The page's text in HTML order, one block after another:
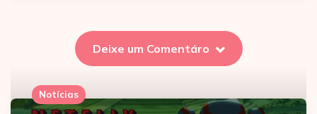
Deixe um Comentáro
Notícias